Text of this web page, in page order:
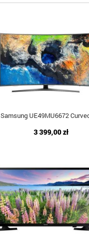
Samsung UE49MU6672
3 399,00 zł